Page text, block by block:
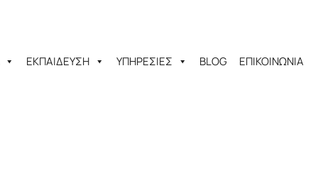
ΕΚΠΑΙΔΕΥΣΗ ΥΠΗΡΕΣΙΕΣ BLOG ΕΠΙΚΟΙΝΩΝΙΑ